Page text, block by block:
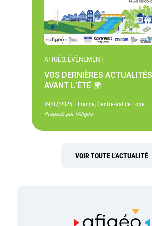
AFIGÉO, ÉVÈNEMENT
VOS DERNIÈRES ACTUALITÉS
AVANT L’ÉTÉ 🌍
09/07/2026 - France, Centre-Val de Loire
Proposé par l'Afigéo
VOIR TOUTE L’ACTUALITÉ